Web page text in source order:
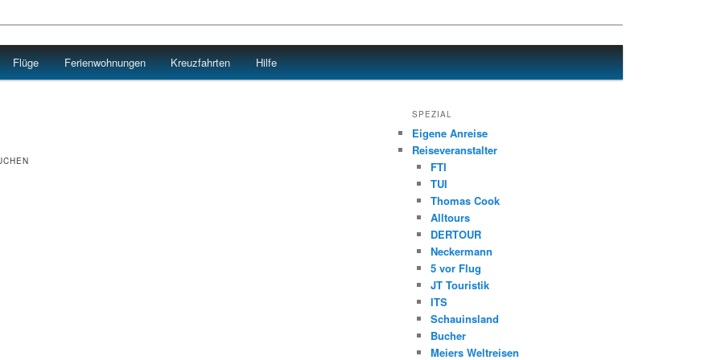
Flüge Ferienwohnungen Kreuzfahrten Hilfe
SPEZIAL
Eigene Anreise
Reiseveranstalter
FTI
TUI
Thomas Cook
Alltours
DERTOUR
Neckermann
5 vor Flug
JT Touristik
ITS
Schauinsland
Bucher
Meiers Weltreisen